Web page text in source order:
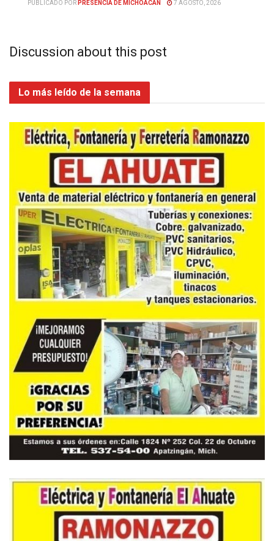
PUBLICADO POR PRESENCIA DE MICHOACÁN 7 AGOSTO, 2026
Discussion about this post
Lo más leído de la semana